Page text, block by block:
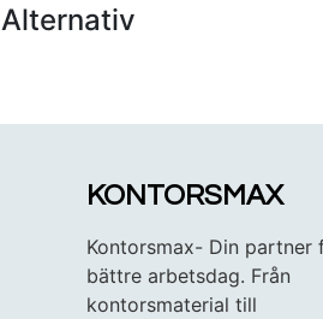
Alternativ
KONTORSMAX
Kontorsmax- Din partner
bättre arbetsdag. Från
kontorsmaterial till